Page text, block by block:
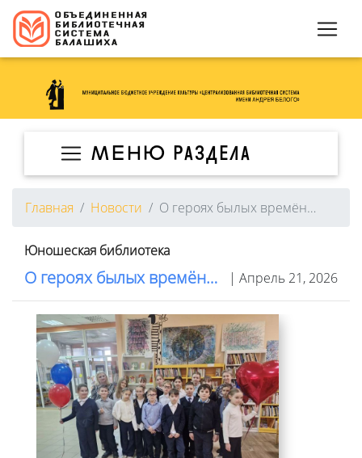
МЕНЮ раздела
Главная Новости О героях былых времён…
Юношеская библиотека
| Апрель 21, 2026
О героях былых времён…